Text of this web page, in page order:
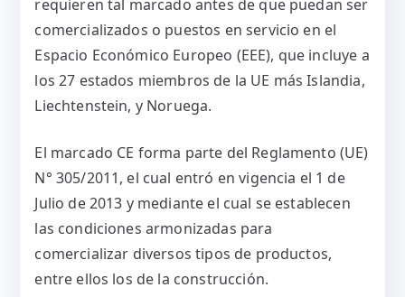
requieren tal marcado antes de que puedan ser
comercializados o puestos en servicio en el
Espacio Económico Europeo (EEE), que incluye a
los 27 estados miembros de la UE más Islandia,
Liechtenstein, y Noruega.
El marcado CE forma parte del Reglamento (UE)
N° 305/2011, el cual entró en vigencia el 1 de
Julio de 2013 y mediante el cual se establecen
las condiciones armonizadas para
comercializar diversos tipos de productos,
entre ellos los de la construcción.